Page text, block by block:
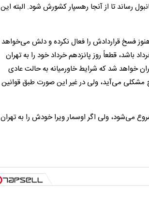
رساند تا از آنجا رهسپار کشورش شود. البته این
هنوز فسخ قراردادش را فعال نکرده و دلش می‌خواهد
باشد، قطعاً روز پانزدهم خرداد خود را به تهران
خواهد شد که شرایط خاورمیانه به حالت عادی
مشکلی می‌آید، ولی در غیر این صورت طبق قوانین
مدعی‌اند تمرینات این تیم به احتمال بالای ۷۰ درصد از ۱۶ خرداد شروع می‌شود، ولی اگر اوسمار ویرا خودش را به تهران